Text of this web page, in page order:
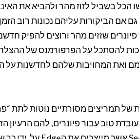
הכל בשביל לזוז מהר ולהביא את
אם הביקורות עליהם נכונות רוב
שזזים מהר ורוצים להפיק
להסתכל על הפרפורמנס של
ואת המחויבות שלהם לחדשנות על
של תמריצים מסורתיים נוטות לתת
טוב עבור פיונרים, להם הרעיון